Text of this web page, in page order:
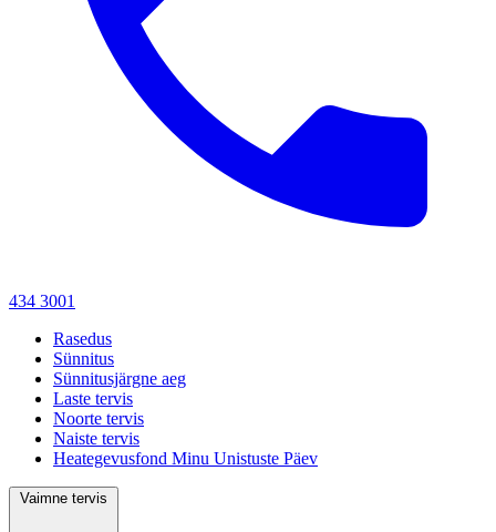
434 3001
Rasedus
Sünnitus
Sünnitusjärgne aeg
Laste tervis
Noorte tervis
Naiste tervis
Heategevusfond Minu Unistuste Päev
Vaimne tervis